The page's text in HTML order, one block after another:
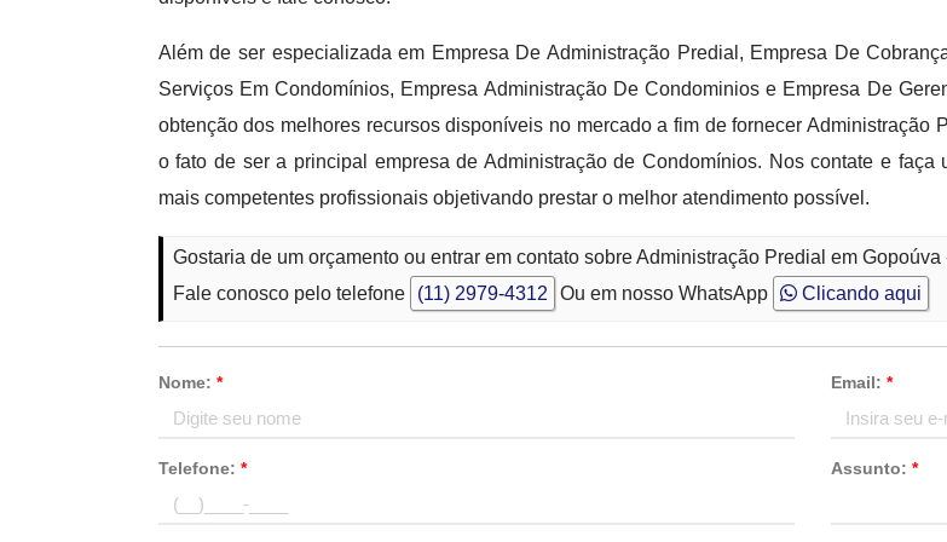
Além de ser especializada em Empresa De Administração Predial, Empresa De
Serviços Em Condomínios, Empresa Administração De Condominios e Empresa De
obtenção dos melhores recursos disponíveis no mercado a fim de fornecer
o fato de ser a principal empresa de Administração de Condomínios. Nos contate e
mais competentes profissionais objetivando prestar o melhor atendimento possível.
Gostaria de um orçamento ou entrar em contato sobre Administração Predial em Gopoúva
Fale conosco pelo telefone
(11) 2979-4312 Ou em nosso WhatsApp Clicando aqui
Nome: * Email: *
Telefone: * Assunto: *